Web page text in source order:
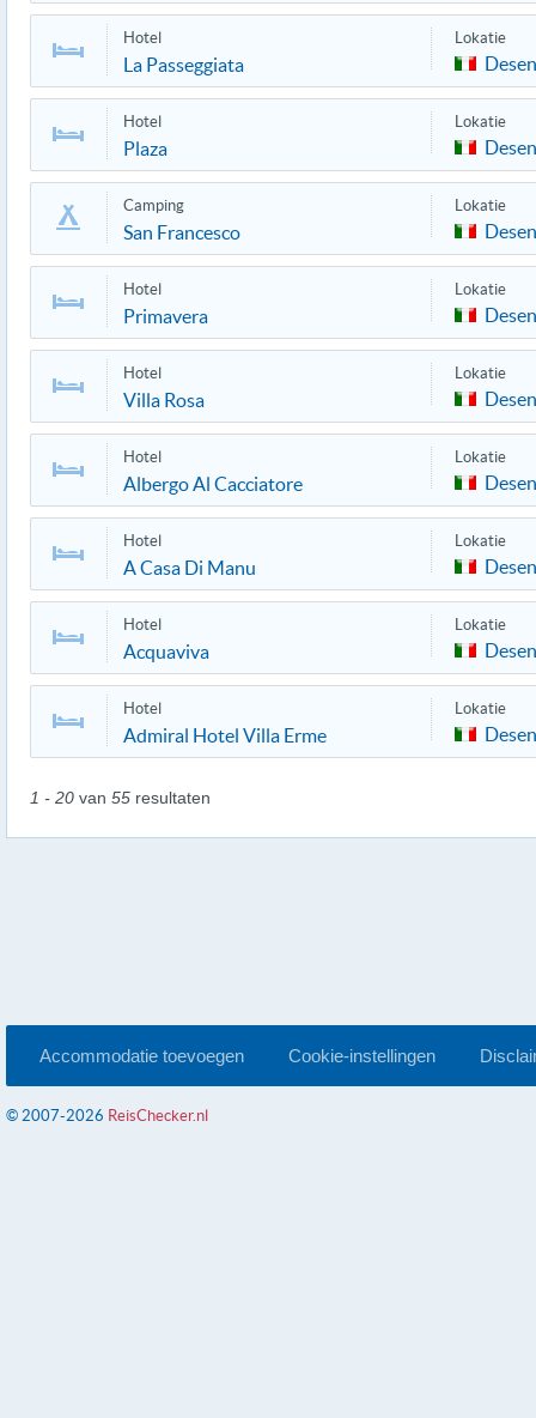
Hotel
La Passeggiata
Lokatie
Hotel
Plaza
Lokatie
Camping
San Francesco
Lokatie
Hotel
Primavera
Lokatie
Hotel
Villa Rosa
Lokatie
Hotel
Albergo Al Cacciatore
Lokatie
Hotel
A Casa Di Manu
Lokatie
Hotel
Acquaviva
Lokatie
Hotel
Admiral Hotel Villa Erme
Lokatie
1 - 20 van 55 resultaten
Accommodatie toevoegen Cookie-instellingen
© 2007-2026 ReisChecker.nl